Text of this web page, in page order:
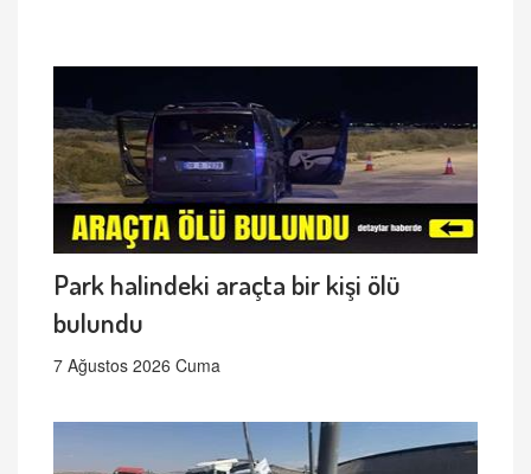
Park halindeki araçta bir kişi ölü
bulundu
7 Ağustos 2026 Cuma